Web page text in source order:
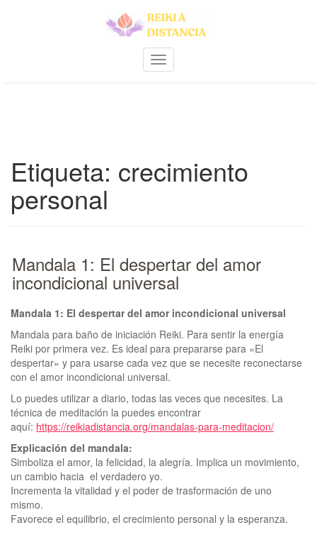
A
m
a
i
ó
n
Etiqueta: crecimiento
personal
Mandala 1: El despertar del amor
incondicional universal
Mandala 1: El despertar del amor incondicional universal
Mandala para baño de iniciación Reiki. Para sentir la energía
Reiki por primera vez. Es ideal para prepararse para «El
despertar» y para usarse cada vez que se necesite reconectarse
con el amor incondicional universal.
Lo puedes utilizar a diario, todas las veces que necesites. La
técnica de meditación la puedes encontrar
aquí: https://reikiadistancia.org/mandalas-para-meditacion/
Explicación del mandala:
Simboliza el amor, la felicidad, la alegría. Implica un movimiento,
un cambio hacia el verdadero yo.
Incrementa la vitalidad y el poder de trasformación de uno
mismo.
Favorece el equilibrio, el crecimiento personal y la esperanza.